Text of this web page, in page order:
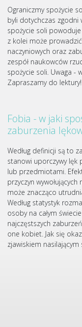
Ograniczmy spożycie
byli dotychczas zgodni
spożycie soli
z kolei może
naczyniowych oraz
zespół naukowców
spożycie soli. Uwaga -
Zapraszamy do lektury!
Fobia - w jaki
zaburzenia
Według definicji są to
stanowi uporczywy lęk
lub przedmiotami.
przyczyn
może znacząco
Według statystyk
osoby na całym
najczęstszych
one kobiet. Jak się
zjawiskiem nasilającym